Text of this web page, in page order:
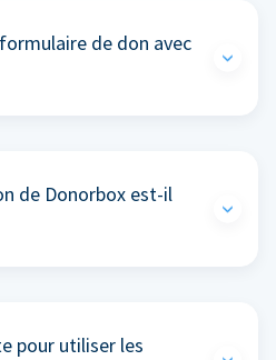
de don avec
de Donorbox est-il
pour utiliser les